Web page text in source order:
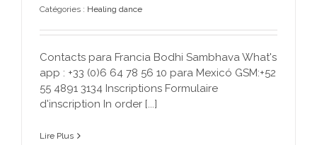
Catégories : Healing dance
Contacts para Francia Bodhi Sambhava What's
app : +33 (0)6 64 78 56 10 para Mexicó GSM:+52
55 4891 3134 Inscriptions Formulaire
d'inscription In order [...]
Lire Plus